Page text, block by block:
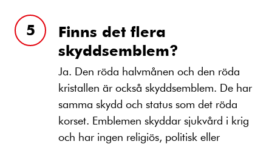
Finns det flera
skyddsemblem?
Ja. Den röda halvmånen och den röda
kristallen är också skyddsemblem. De har
samma skydd och status som det röda
korset. Emblemen skyddar sjukvård i krig
och har ingen religiös, politisk eller